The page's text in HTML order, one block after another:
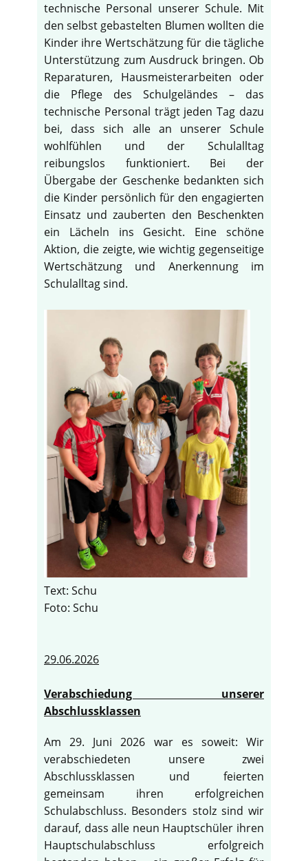
technische Personal unserer Schule. Mit
den selbst gebastelten Blumen wollten die
Kinder ihre Wertschätzung für die tägliche
Unterstützung zum Ausdruck bringen. Ob
Reparaturen, Hausmeisterarbeiten oder
die Pflege des Schulgeländes – das
technische Personal trägt jeden Tag dazu
bei, dass sich alle an unserer Schule
wohlfühlen und der Schulalltag
reibungslos funktioniert. Bei der
Übergabe der Geschenke bedankten sich
die Kinder persönlich für den engagierten
Einsatz und zauberten den Beschenkten
ein Lächeln ins Gesicht. Eine schöne
Aktion, die zeigte, wie wichtig gegenseitige
Wertschätzung und Anerkennung im
Schulalltag sind.
Text: Schu
Foto: Schu
29.06.2026
Verabschiedung unserer
Abschlussklassen
Am 29. Juni 2026 war es soweit: Wir
verabschiedeten unsere zwei
Abschlussklassen und feierten
gemeinsam ihren erfolgreichen
Schulabschluss. Besonders stolz sind wir
darauf, dass alle neun Hauptschüler ihren
Hauptschulabschluss erfolgreich